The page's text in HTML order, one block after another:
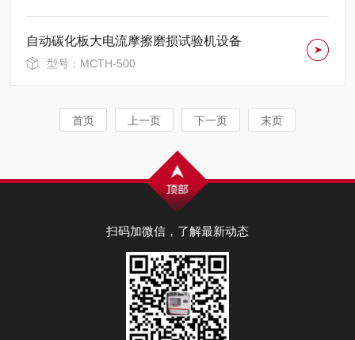
自动碳化板大电流摩擦磨损试验机设备
型号：MCTH-500
首页 上一页 下一页 末页
扫码加微信，了解最新动态